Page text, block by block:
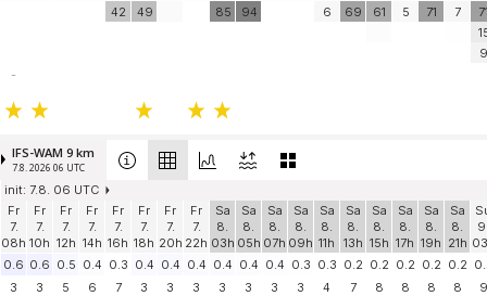
42
49 85 94 6 69 61 5 71 7
9
-
IFS-WAM 9 km
7.8. 2026 06 UTC
init: 7.8. 06 UTC
Fr
7.
08h
Fr
7.
10h
Fr
7.
12h
Fr
7.
14h
Fr
7.
16h
Fr
7.
18h
Fr
7.
20h
Fr
7.
22h
Sa
8.
03h
Sa
8.
05h
Sa
8.
07h
Sa
8.
09h
Sa
8.
11h
Sa
8.
13h
Sa
8.
15h
Sa
8.
17h
Sa
8.
19h
Sa
8.
21h
0.6 0.6 0.5 0.4 0.3 0.4 0.4 0.4 0.4 0.4 0.4 0.3 0.3 0.2 0.2 0.2 0.2 0.2
3
3 5 6 7 3 3 3 3 3 3 3 4 7 8 8 8 8 9